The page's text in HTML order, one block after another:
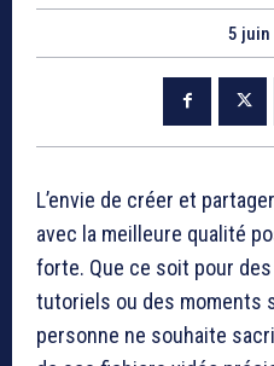
5 juin
L’envie de créer et
avec la meilleure qualité
forte. Que ce soit pour
tutoriels ou des moments
personne ne souhaite